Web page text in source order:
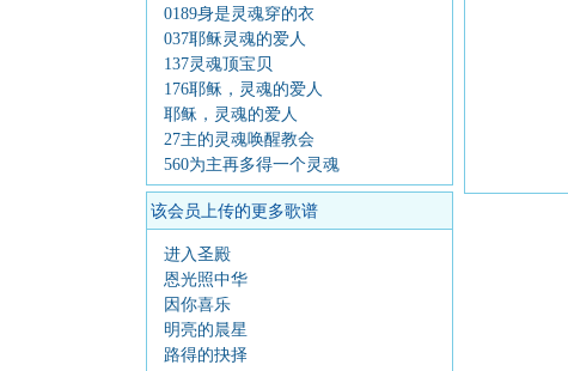
0189身是灵魂穿的衣
037耶稣灵魂的爱人
137灵魂顶宝贝
176耶稣，灵魂的爱人
耶稣，灵魂的爱人
27主的灵魂唤醒教会
560为主再多得一个灵魂
该会员上传的更多歌谱
进入圣殿
恩光照中华
因你喜乐
明亮的晨星
路得的抉择